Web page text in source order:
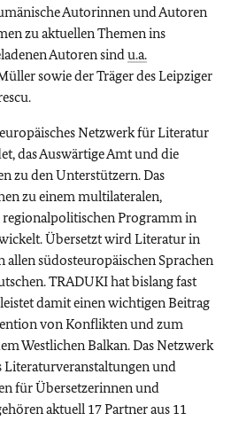
Autorinnen und Autoren
zu aktuellen Themen ins
Autoren sindu.a.
sowie der Träger des Leipziger
Netzwerk für Literatur
das Auswärtige Amt und die
zu den Unterstützern. Das
zu einem multilateralen,
Programm in
Übersetzt wird Literatur in
allen südosteuropäischen Sprachen
TRADUKI hat bislang fast
damit einen wichtigen Beitrag
von Konflikten und zum
Westlichen Balkan. Das Netzwerk
und
für Übersetzerinnen und
aktuell 17 Partner aus 11